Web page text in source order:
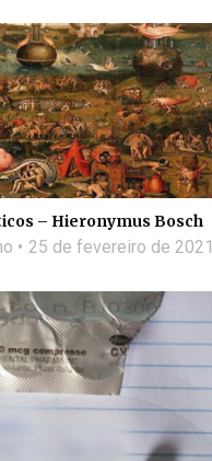
– Hieronymus Bosch
25 de fevereiro de 2021